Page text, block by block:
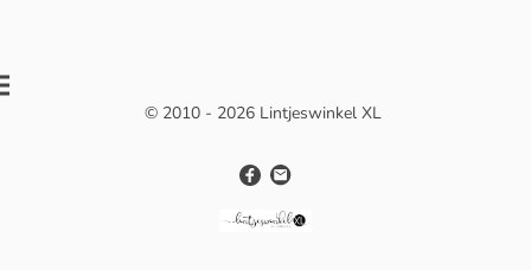
© 2010 - 2026 Lintjeswinkel XL